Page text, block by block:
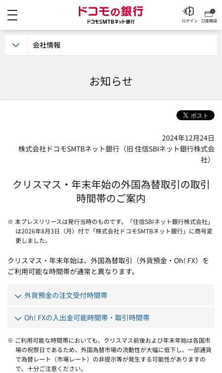
ドコモの銀行 ドコモ
口座開設
ログイン
お知らせ
2024年12月24日
株式会社ドコモSMTBネット銀行（旧 住信SBIネット銀行株式会
社）
クリスマス・年末年始の外国為替取引の取引
時間帯のご案内
※ 本プレスリリースは発行当時のものです。「住信SBIネット銀行株式会社」
は2026年8月3日（月）付で「株式会社ドコモSMTBネット銀行」に商号変
更しました。
クリスマス・年末年始は、外国為替取引（外貨預金・Oh! FX）を
ご利用可能な時間帯が通常と異なります。
外貨預金の注文受付時間帯
Oh! FXの入出金可能時間帯・取引時間帯
※ ご利用可能な時間帯においても、クリスマス前後および年末年始は各国市
場の祝祭日であるため、外国為替市場の流動性が大幅に低下し、一部通貨
で為替レート（市場レート）の非提示等が発生する可能性がありますの
で、十分ご注意ください。
会社情報